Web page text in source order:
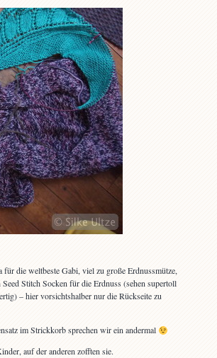
die weltbeste Gabi, viel zu große Erdnussmütze,
Stitch Socken für die Erdnuss (sehen supertoll
– hier vorsichtshalber nur die Rückseite zu
im Strickkorb sprechen wir ein andermal
auf der anderen zofften sie.